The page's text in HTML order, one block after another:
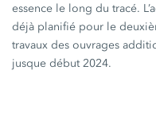
essence le long du tracé.
déjà planifié pour le
travaux des ouvrages
jusque début 2024.